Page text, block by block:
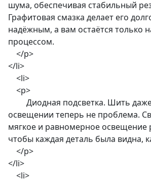
шума, обеспечивая стабильный
Графитовая смазка делает его
надёжным, а вам остаётся только
процессом.
</p>
</li>
<li>
<p>
Диодная подсветка. Шить
освещении теперь не проблема.
мягкое и равномерное освещение
чтобы каждая деталь была видна,
</p>
</li>
<li>